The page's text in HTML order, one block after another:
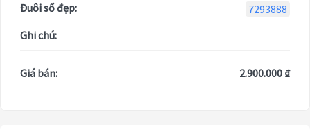
Đuôi số đẹp:
7293888
Ghi chú:
Giá bán: 2.900.000 ₫